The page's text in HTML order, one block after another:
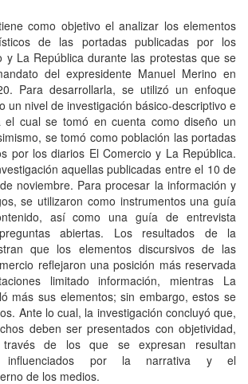
como objetivo el analizar los elementos
de las portadas publicadas por los
y La República durante las protestas que se
del expresidente Manuel Merino en
Para desarrollarla, se utilizó un enfoque
un nivel de investigación básico-descriptivo e
el cual se tomó en cuenta como diseño un
se tomó como población las portadas
por los diarios El Comercio y La República.
aquellas publicadas entre el 10 de
noviembre. Para procesar la información y
se utilizaron como instrumentos una guía
así como una guía de entrevista
abiertas. Los resultados de la
que los elementos discursivos de las
reflejaron una posición más reservada
limitado información, mientras La
más sus elementos; sin embargo, estos se
Ante lo cual, la investigación concluyó que,
deben ser presentados con objetividad,
de los que se expresan resultan
influenciados por la narrativa y el
de los medios.